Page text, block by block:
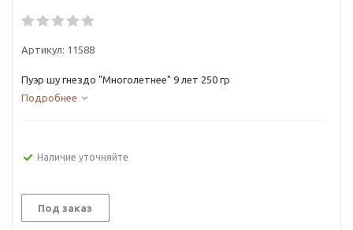
Артикул: 11588
Пуэр шу гнездо "Многолетнее" 9 лет 250 гр
Подробнее
Наличие уточняйте
Под заказ